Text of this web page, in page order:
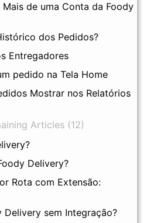
de uma Conta da Foody
dos Pedidos?
Entregadores
pedido na Tela Home
Mostrar nos Relatórios
Articles (12)
Delivery?
Rota com Extensão:
Delivery sem Integração?